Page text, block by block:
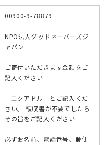
00900-9-78879
NPO法人グッドネーバーズジ
ャパン
ご寄付いただきます金額をご
記入ください
「エクアドル」とご記入くだ
さい。 領収書が不要でしたら
その旨をご記入ください
必ずお名前、電話番号、郵便